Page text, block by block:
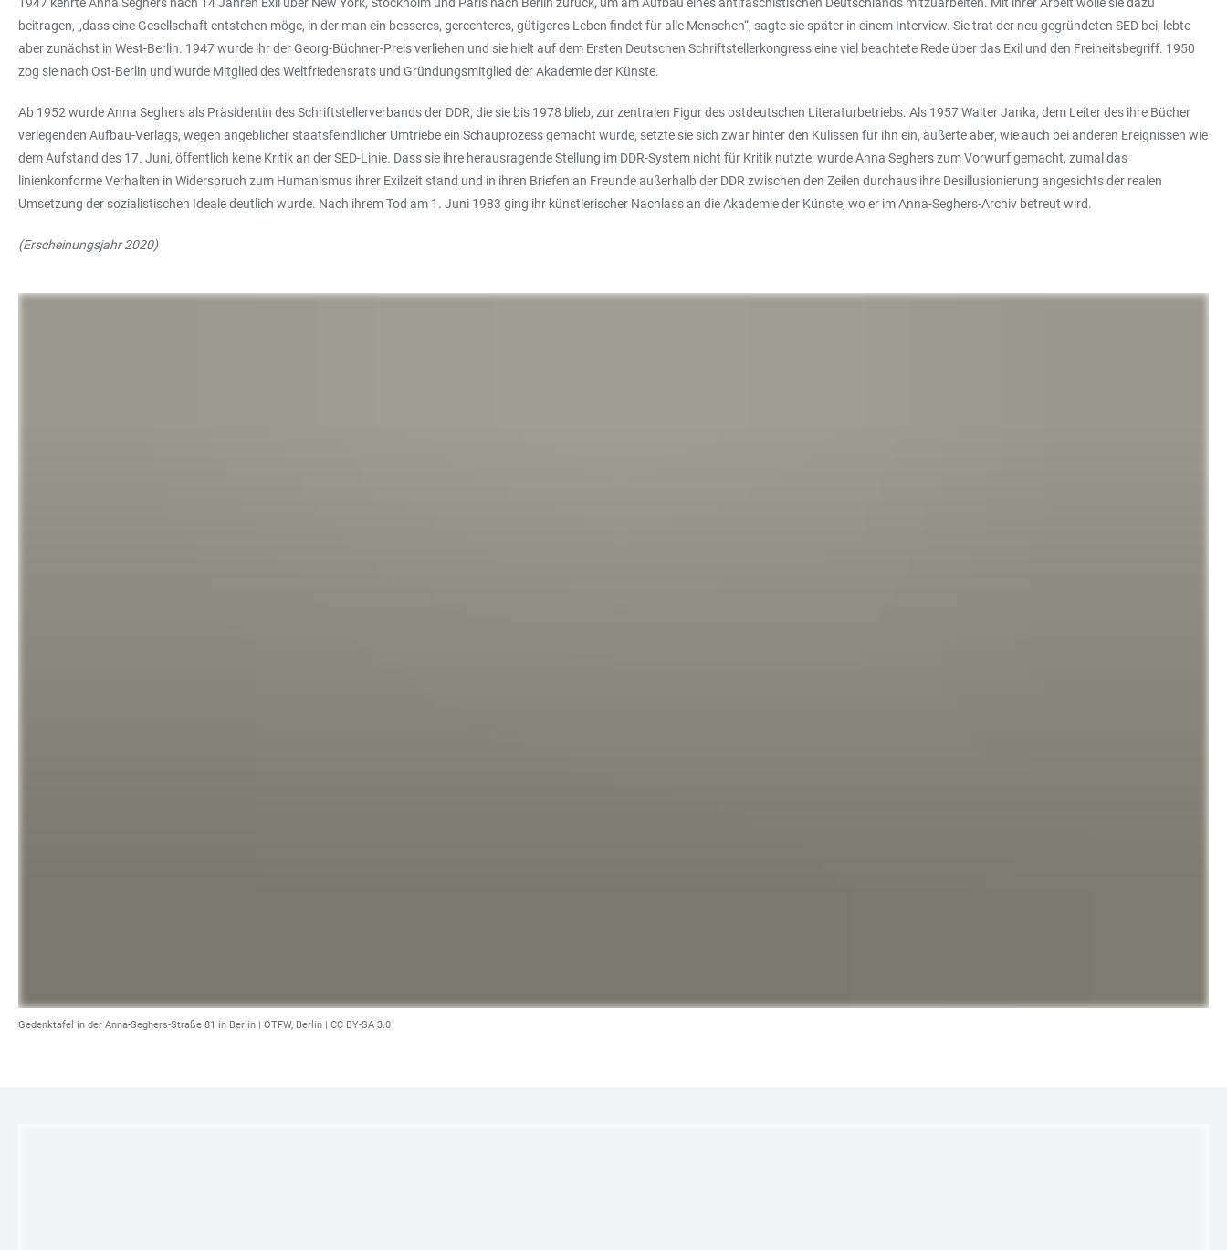
1947 kehrte Anna Seghers nach 14 Jahren Exil über New York, Stockholm und Paris nach Berlin zurück, um am Aufbau eines antifaschistischen Deutschlands mitzuarbeiten. Mit ihrer Arbeit wolle sie dazu
beitragen, „dass eine Gesellschaft entstehen möge, in der man ein besseres, gerechteres, gütigeres Leben findet für alle Menschen“, sagte sie später in einem Interview. Sie trat der neu gegründeten SED bei, lebte
aber zunächst in West-Berlin. 1947 wurde ihr der Georg-Büchner-Preis verliehen und sie hielt auf dem Ersten Deutschen Schriftstellerkongress eine viel beachtete Rede über das Exil und den Freiheitsbegriff. 1950
zog sie nach Ost-Berlin und wurde Mitglied des Weltfriedensrats und Gründungsmitglied der Akademie der Künste.
Ab 1952 wurde Anna Seghers als Präsidentin des Schriftstellerverbands der DDR, die sie bis 1978 blieb, zur zentralen Figur des ostdeutschen Literaturbetriebs. Als 1957 Walter Janka, dem Leiter des ihre Bücher
verlegenden Aufbau-Verlags, wegen angeblicher staatsfeindlicher Umtriebe ein Schauprozess gemacht wurde, setzte sie sich zwar hinter den Kulissen für ihn ein, äußerte aber, wie auch bei anderen Ereignissen wie
dem Aufstand des 17. Juni, öffentlich keine Kritik an der SED-Linie. Dass sie ihre herausragende Stellung im DDR-System nicht für Kritik nutzte, wurde Anna Seghers zum Vorwurf gemacht, zumal das
linienkonforme Verhalten in Widerspruch zum Humanismus ihrer Exilzeit stand und in ihren Briefen an Freunde außerhalb der DDR zwischen den Zeilen durchaus ihre Desillusionierung angesichts der realen
Umsetzung der sozialistischen Ideale deutlich wurde. Nach ihrem Tod am 1. Juni 1983 ging ihr künstlerischer Nachlass an die Akademie der Künste, wo er im Anna-Seghers-Archiv betreut wird.
(Erscheinungsjahr 2020)
Gedenktafel in der Anna-Seghers-Straße 81 in Berlin | OTFW, Berlin | CC BY-SA 3.0